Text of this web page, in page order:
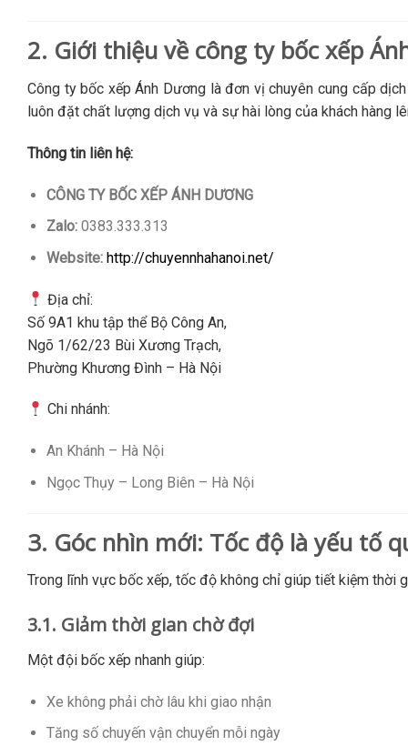
2. Giới thiệu về công ty bốc xếp
Công ty bốc xếp Ánh Dương là đơn vị chuyên cung cấp
luôn đặt chất lượng dịch vụ và sự hài lòng của khách hàng
Thông tin liên hệ:
CÔNG TY BỐC XẾP ÁNH DƯƠNG
Zalo:0383.333.313
Website: http://chuyennhahanoi.net/
Địa chỉ:
Số 9A1 khu tập thể Bộ Công An,
Ngõ 1/62/23 Bùi Xương Trạch,
Phường Khương Đình – Hà Nội
Chi nhánh:
An Khánh – Hà Nội
Ngọc Thụy – Long Biên – Hà Nội
3. Góc nhìn mới: Tốc độ là yếu tố
Trong lĩnh vực bốc xếp, tốc độ không chỉ giúp tiết kiệm thời
3.1. Giảm thời gian chờ đợi
Một đội bốc xếp nhanh giúp:
Xe không phải chờ lâu khi giao nhận
Tăng số chuyến vận chuyển mỗi ngày